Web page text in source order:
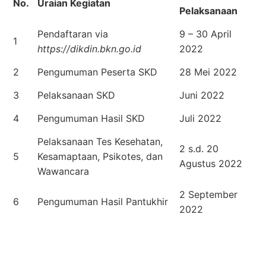
No. Uraian Kegiatan
Pelaksanaan
1
Pendaftaran via
https://dikdin.bkn.go.id
9 – 30 April
2022
2
Pengumuman Peserta SKD
28 Mei 2022
3
Pelaksanaan SKD
Juni 2022
4
Pengumuman Hasil SKD Juli 2022
5
Pelaksanaan Tes Kesehatan,
Kesamaptaan, Psikotes, dan
Wawancara
2 s.d. 20
Agustus 2022
6 Pengumuman Hasil Pantukhir
2 September
2022